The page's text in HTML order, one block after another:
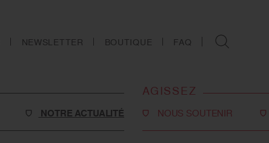
NEWSLETTER BOUTIQUE FAQ
NOTRE ACTUALITÉ
AGISSEZ
NOUS SOUTENIR